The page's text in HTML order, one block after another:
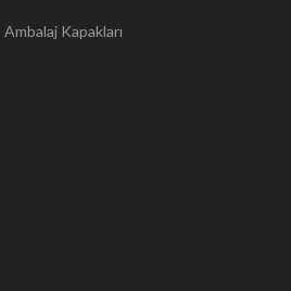
Ambalaj Kapakları